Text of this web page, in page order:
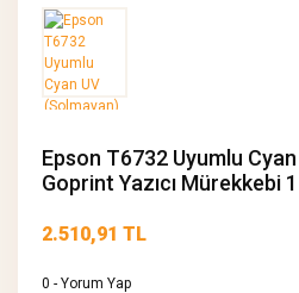
Epson T6732 Uyumlu
Goprint Yazıcı Mürekkebi
2.510,91 TL
0 - Yorum Yap